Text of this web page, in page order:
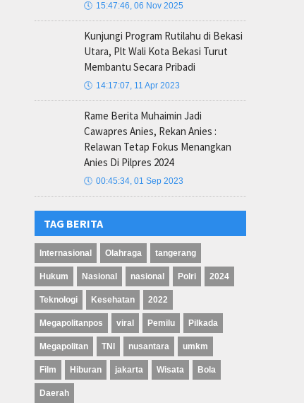
🕔 15:47:46, 06 Nov 2025
Kunjungi Program Rutilahu di Bekasi
Utara, Plt Wali Kota Bekasi Turut
Membantu Secara Pribadi
🕔 14:17:07, 11 Apr 2023
Rame Berita Muhaimin Jadi
Cawapres Anies, Rekan Anies :
Relawan Tetap Fokus Menangkan
Anies Di Pilpres 2024
🕔 00:45:34, 01 Sep 2023
TAG BERITA
Internasional Olahraga tangerang
Hukum Nasional nasional Polri 2024
Teknologi Kesehatan 2022
Megapolitanpos viral Pemilu Pilkada
Megapolitan TNI nusantara umkm
Film Hiburan jakarta Wisata Bola
Daerah